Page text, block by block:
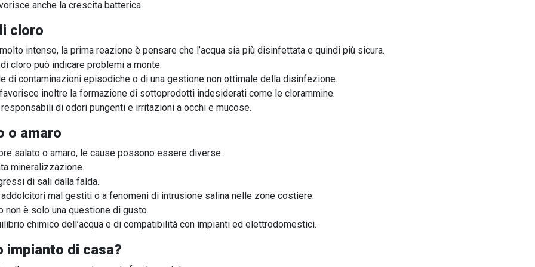
anche la crescita batterica.
cloro
intenso, la prima reazione è pensare che l’acqua sia più disinfettata e quindi più sicura.
cloro può indicare problemi a monte.
di contaminazioni episodiche o di una gestione non ottimale della disinfezione.
inoltre la formazione di sottoprodotti indesiderati come le clorammine.
di odori pungenti e irritazioni a occhi e mucose.
o amaro
salato o amaro, le cause possono essere diverse.
mineralizzazione.
di sali dalla falda.
mal gestiti o a fenomeni di intrusione salina nelle zone costiere.
non è solo una questione di gusto.
chimico dell’acqua e di compatibilità con impianti ed elettrodomestici.
impianto di casa?